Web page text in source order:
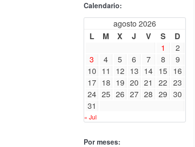
Calendario:
agosto 2026
L
M X J V S
D
1
2
3
4 5 6 7 8
9
10 11 12 13 14 15 16
17 18 19 20 21 22 23
24 25 26 27 28 29 30
31
« Jul
Por meses: